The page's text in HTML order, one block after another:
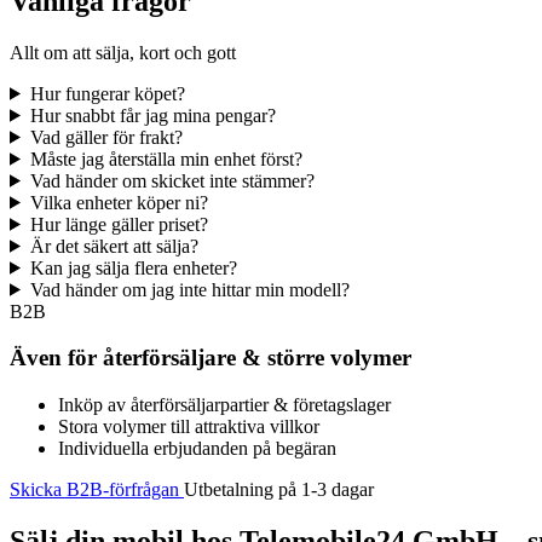
Allt om att sälja, kort och gott
Hur fungerar köpet?
Hur snabbt får jag mina pengar?
Vad gäller för frakt?
Måste jag återställa min enhet först?
Vad händer om skicket inte stämmer?
Vilka enheter köper ni?
Hur länge gäller priset?
Är det säkert att sälja?
Kan jag sälja flera enheter?
Vad händer om jag inte hittar min modell?
B2B
Även för återförsäljare & större volymer
Inköp av återförsäljarpartier & företagslager
Stora volymer till attraktiva villkor
Individuella erbjudanden på begäran
Skicka B2B-förfrågan Utbetalning på 1-3 dagar